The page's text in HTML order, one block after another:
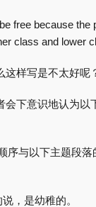
free because
class and lower
样写是不太好呢
下意识地认为
序与以下主题段
，是幼稚的。